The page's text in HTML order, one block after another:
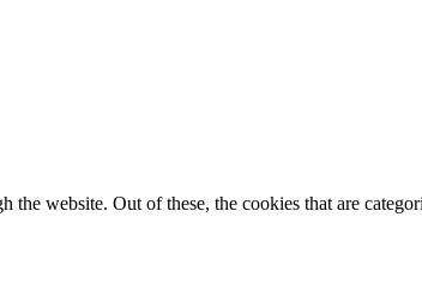
website. Out of these, the cookies that are